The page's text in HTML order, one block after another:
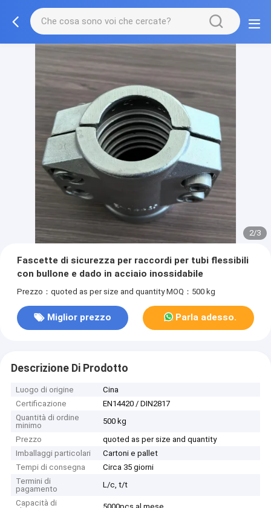
2/3
Fascette di sicurezza per raccordi per tubi flessibili
con bullone e dado in acciaio inossidabile
Prezzo：quoted as per size and quantity MOQ：500 kg
Miglior prezzo Parla adesso.
Descrizione Di Prodotto
Luogo di origine
Cina
Certificazione
EN14420 / DIN2817
Quantità di ordine
minimo
500 kg
Prezzo
quoted as per size and quantity
Imballaggi particolari
Cartoni e pallet
Tempi di consegna
Circa 35 giorni
Termini di
pagamento
L/c, t/t
Capacità di